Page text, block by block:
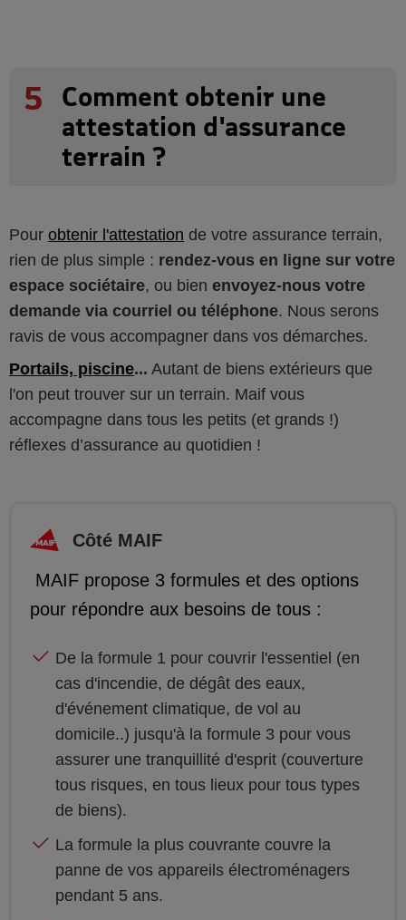
5
Comment obtenir une
attestation d'assurance
terrain ?
Pour obtenir l'attestation de votre assurance terrain,
rien de plus simple : rendez-vous en ligne sur votre
espace sociétaire, ou bien envoyez-nous votre
demande via courriel ou téléphone. Nous serons
ravis de vous accompagner dans vos démarches.
Portails, piscine... Autant de biens extérieurs que
l'on peut trouver sur un terrain. Maif vous
accompagne dans tous les petits (et grands !)
réflexes d’assurance au quotidien !
Côté MAIF
​ MAIF propose 3 formules et des options
pour répondre aux besoins de tous :
De la formule 1 pour couvrir l'essentiel (en
cas d'incendie, de dégât des eaux,
d'événement climatique, de vol au
domicile..) jusqu'à la formule 3 pour vous
assurer une tranquillité d'esprit (couverture
tous risques, en tous lieux pour tous types
de biens)​.
La formule la plus couvrante couvre la
panne de vos appareils électroménagers
pendant 5 ans.​